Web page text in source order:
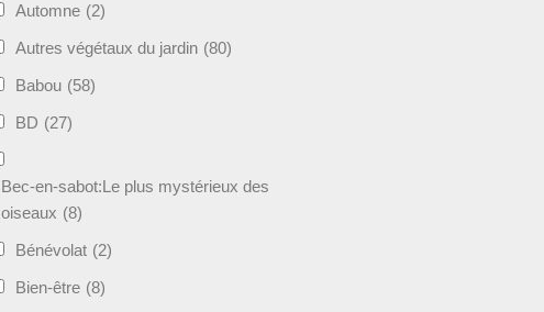
Automne (2)
Autres végétaux du jardin (80)
Babou (58)
BD (27)
Bec-en-sabot:Le plus mystérieux des
oiseaux (8)
Bénévolat (2)
Bien-être (8)